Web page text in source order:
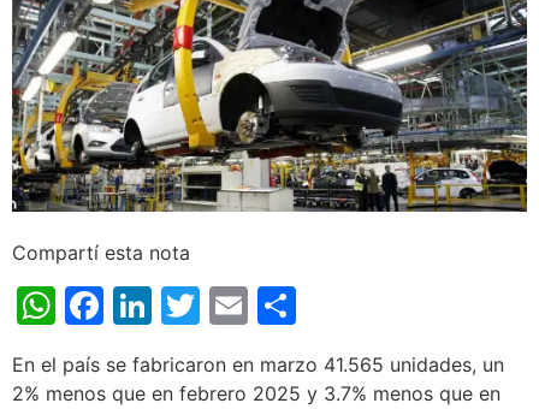
Compartí esta nota
WhatsApp
Facebook
LinkedIn
Twitter
Email
En el país se fabricaron en marzo 41.565 unidades, un
2% menos que en febrero 2025 y 3.7% menos que en